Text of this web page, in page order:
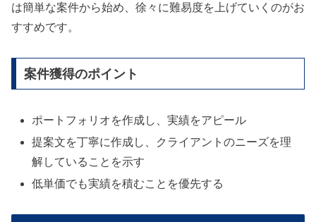
は簡単な案件から始め、徐々に難易度を上げていくのがお
すすめです。
案件獲得のポイント
ポートフォリオを作成し、実績をアピール
提案文を丁寧に作成し、クライアントのニーズを理
解していることを示す
低単価でも実績を積むことを優先する